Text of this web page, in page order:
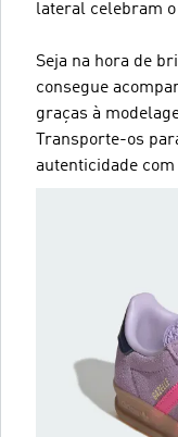
lateral celebram
Seja na hora de
consegue
graças à
Transporte-os
autenticidade